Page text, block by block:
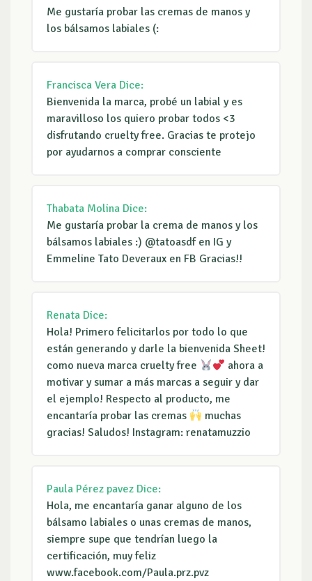
Me gustaría probar las cremas de manos y
los bálsamos labiales (:
Francisca Vera Dice:
Bienvenida la marca, probé un labial y es
maravilloso los quiero probar todos <3
disfrutando cruelty free. Gracias te protejo
por ayudarnos a comprar consciente
Thabata Molina Dice:
Me gustaría probar la crema de manos y los
bálsamos labiales :) @tatoasdf en IG y
Emmeline Tato Deveraux en FB Gracias!!
Renata Dice:
Hola! Primero felicitarlos por todo lo que
están generando y darle la bienvenida Sheet!
como nueva marca cruelty free
ahora a
motivar y sumar a más marcas a seguir y dar
el ejemplo! Respecto al producto, me
encantaría probar las cremas
muchas
gracias! Saludos! Instagram: renatamuzzio
Paula Pérez pavez Dice:
Hola, me encantaría ganar alguno de los
bálsamo labiales o unas cremas de manos,
siempre supe que tendrían luego la
certificación, muy feliz
www.facebook.com/Paula.prz.pvz